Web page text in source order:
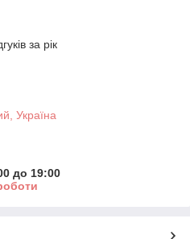
за рік
Україна
до 19:00